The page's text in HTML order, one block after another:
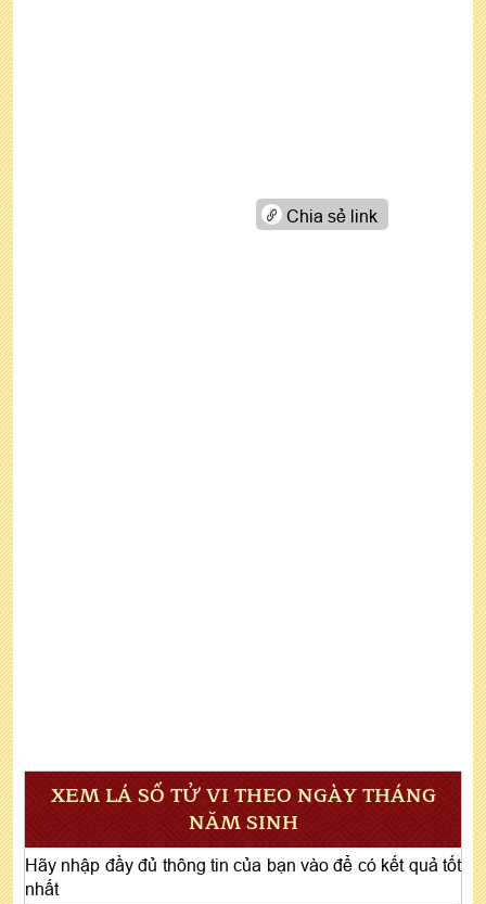
Chia sẻ link
XEM LÁ SỐ TỬ VI THEO NGÀY THÁNG
NĂM SINH
Hãy nhập đầy đủ thông tin của bạn vào để có kết quả tốt
nhất